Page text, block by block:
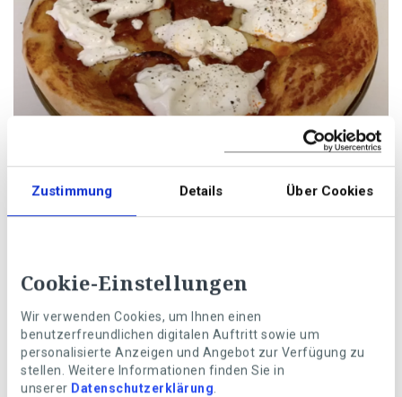
Zustimmung Details Über Cookies
Cookie-Einstellungen
Wir verwenden Cookies, um Ihnen einen
benutzerfreundlichen digitalen Auftritt sowie um
personalisierte Anzeigen und Angebot zur Verfügung zu
stellen. Weitere Informationen finden Sie in
unserer Datenschutzerklärung
Foto: Consumo
50g Hartweizengriess
250ml Wasser
5g Hefe
15g Salz
2 El Olivenöl